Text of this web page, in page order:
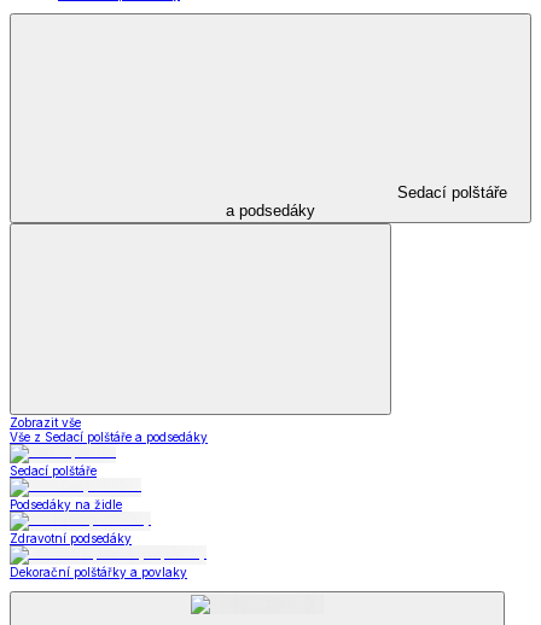
Sedací polštáře
a podsedáky
Zobrazit vše
Vše z Sedací polštáře a podsedáky
Sedací polštáře
Podsedáky na židle
Zdravotní podsedáky
Dekorační polštářky a povlaky